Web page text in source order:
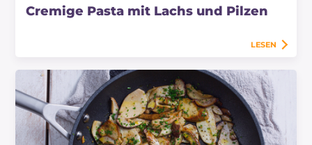
Cremige Pasta mit Lachs und Pilzen
LESEN